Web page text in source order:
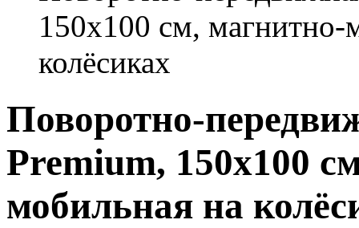
150х100 см, магнитно-
колёсиках
Поворотно-
Premium, 150х100
мобильная на